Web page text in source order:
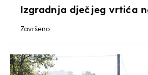
Izgradnja dječjeg vrtića
Završeno